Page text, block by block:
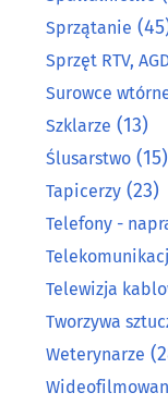
Sprzątanie
Sprzęt RTV,
Surowce
Szklarze (13)
Ślusarstwo (15)
Tapicerzy (23)
Telefony -
Telewizja
Tworzywa
Weterynarze